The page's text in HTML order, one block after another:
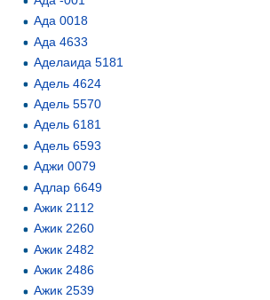
Ада 0018
Ада 4633
Аделаида 5181
Адель 4624
Адель 5570
Адель 6181
Адель 6593
Аджи 0079
Адлар 6649
Ажик 2112
Ажик 2260
Ажик 2482
Ажик 2486
Ажик 2539